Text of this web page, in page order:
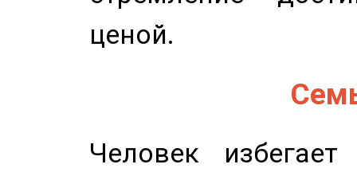
ценой.
Человек